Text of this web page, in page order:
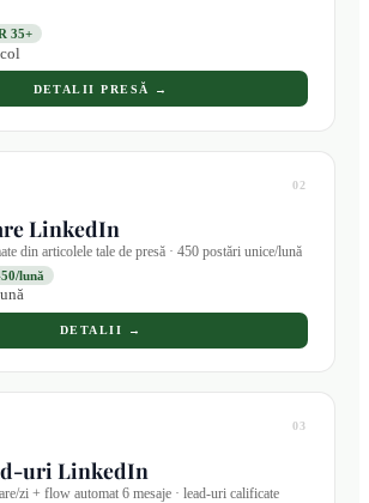
35+
DETALII PRESĂ →
02
LinkedIn
din articolele tale de presă · 450 postări unice/lună
lună
DETALII →
03
uri LinkedIn
zi + flow automat 6 mesaje · lead-uri calificate